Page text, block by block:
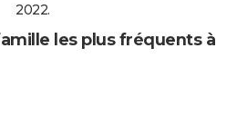
2022.
les plus fréquents à